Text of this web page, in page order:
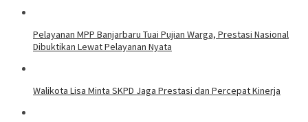
Pelayanan MPP Banjarbaru Tuai Pujian Warga, Prestasi Nasional
Dibuktikan Lewat Pelayanan Nyata
Walikota Lisa Minta SKPD Jaga Prestasi dan Percepat Kinerja